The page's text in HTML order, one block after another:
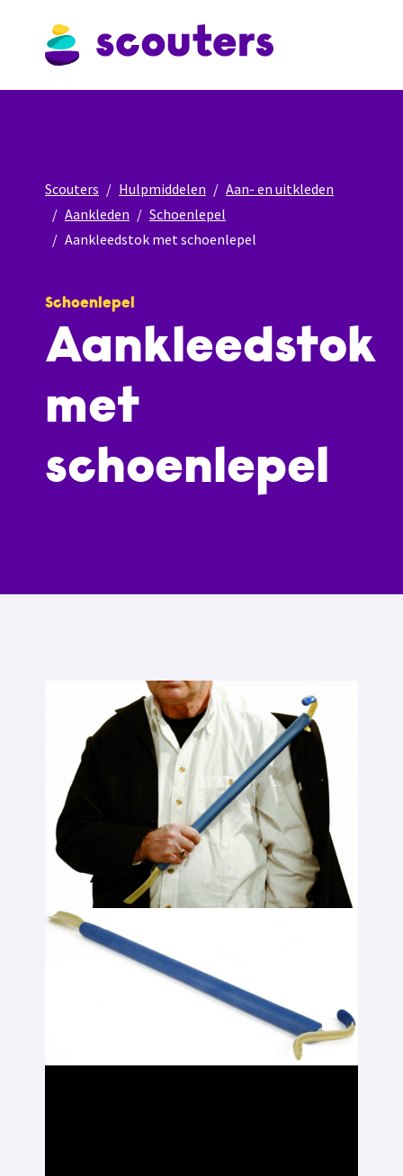
Scouters Hulpmiddelen
Aan- en uitkleden
Aankleden
Schoenlepel
Aankleedstok met schoenlepel
Schoenlepel
Aankleedstok
met
schoenlepel